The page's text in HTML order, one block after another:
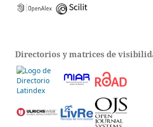
Directorios y matrices de